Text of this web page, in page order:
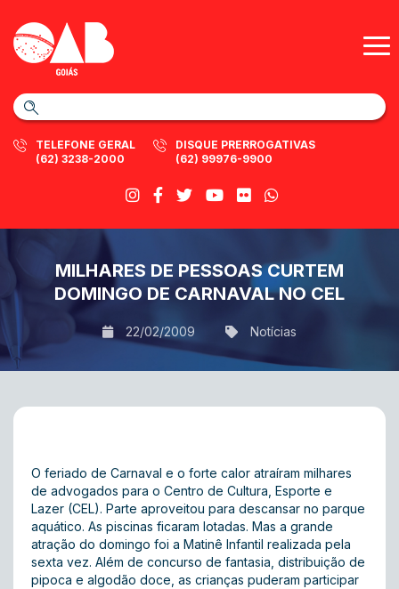
TELEFONE GERAL
(62) 3238-2000
DISQUE PRERROGATIVAS
(62) 99976-9900
MILHARES DE PESSOAS CURTEM
DOMINGO DE CARNAVAL NO CEL
22/02/2009 Notícias
O feriado de Carnaval e o forte calor atraíram milhares
de advogados para o Centro de Cultura, Esporte e
Lazer (CEL). Parte aproveitou para descansar no parque
aquático. As piscinas ficaram lotadas. Mas a grande
atração do domingo foi a Matinê Infantil realizada pela
sexta vez. Além de concurso de fantasia, distribuição de
pipoca e algodão doce, as crianças puderam participar